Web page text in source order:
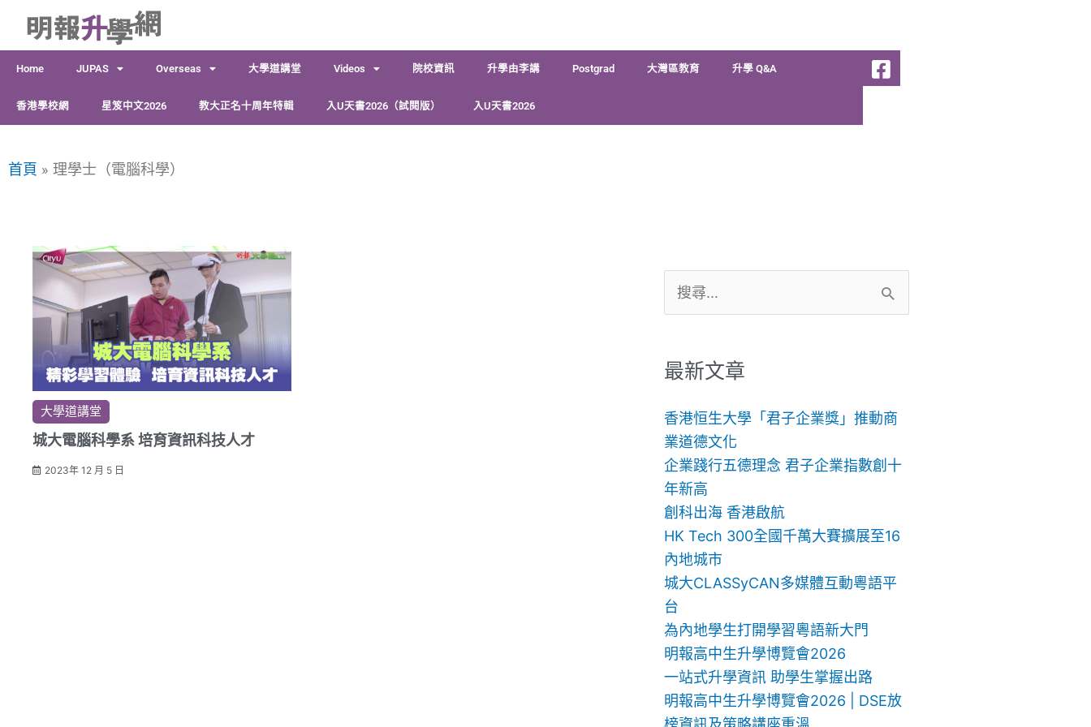
容
Home JUPAS Overseas 大學道講堂 Videos 院校資訊 升學由李講 Postgrad 大灣區教育 升學 Q&A
香港學校網 星笈中文2026 教大正名十周年特輯 入U天書2026（試閱版） 入U天書2026
首頁 理學士（電腦科學）
大學道講堂
城大電腦科學系 培育資訊科技人才
2023年 12 月 5 日
尋
鍵
最新文章
香港恒生大學「君子企業獎」推動商
業道德文化
企業踐行五德理念 君子企業指數創十
年新高
創科出海 香港啟航
HK Tech 300全國千萬大賽擴展至16
內地城市
城大CLASSyCAN多媒體互動粵語平
台
為內地學生打開學習粵語新大門
明報高中生升學博覽會2026
一站式升學資訊 助學生掌握出路
明報高中生升學博覽會2026 | DSE放